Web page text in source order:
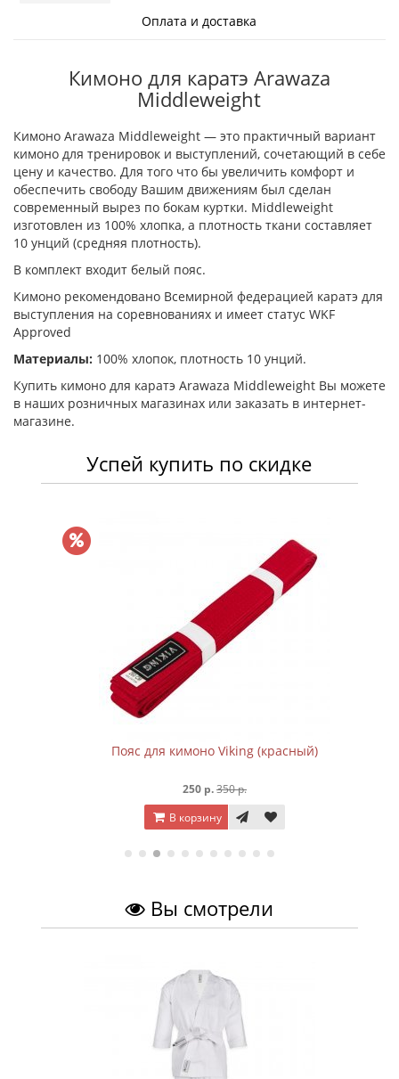
Оплата и доставка
Кимоно для каратэ Arawaza
Middleweight
Кимоно Arawaza Middleweight — это практичный вариант
кимоно для тренировок и выступлений, сочетающий в себе
цену и качество. Для того что бы увеличить комфорт и
обеспечить свободу Вашим движениям был сделан
современный вырез по бокам куртки. Middleweight
изготовлен из 100% хлопка, а плотность ткани составляет
10 унций (средняя плотность).
В комплект входит белый пояс.
Кимоно рекомендовано Всемирной федерацией каратэ для
выступления на соревнованиях и имеет статус WKF
Approved
Материалы: 100% хлопок, плотность 10 унций.
Купить кимоно для каратэ Arawaza Middleweight Вы можете
в наших розничных магазинах или заказать в интернет-
магазине.
Успей купить по скидке
Пояс для кимоно Viking (красный)
250 р. 350 р.
В корзину
Вы смотрели